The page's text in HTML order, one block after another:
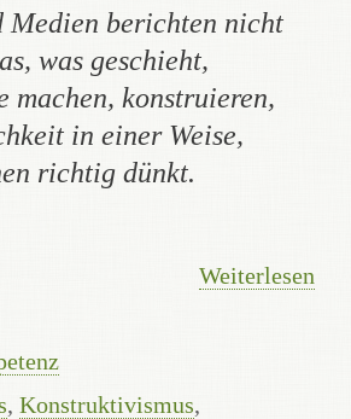
Medien berichten nicht
was geschieht,
machen, konstruieren,
in einer Weise,
richtig dünkt.
Weiterlesen
, Konstruktivismus,